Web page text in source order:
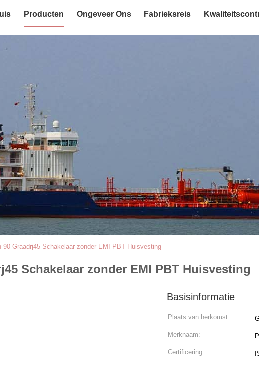
Producten Ongeveer Ons Fabrieksreis
90 Graadrj45 Schakelaar zonder EMI PBT Huisvesting
Schakelaar zonder EMI PBT Huisvesting
Basisinformatie
Plaats van herkomst:
Merknaam:
Certificering: